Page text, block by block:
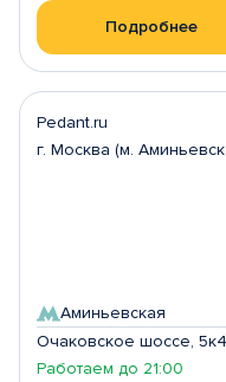
Подробнее
Pedant.ru
г. Москва (м.
Аминьевская
Очаковское шоссе,
Работаем до 21:00